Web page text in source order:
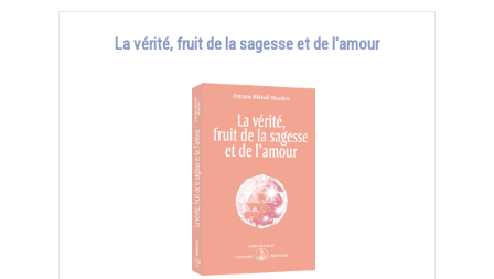
La vérité, fruit de la sagesse et de l'amour